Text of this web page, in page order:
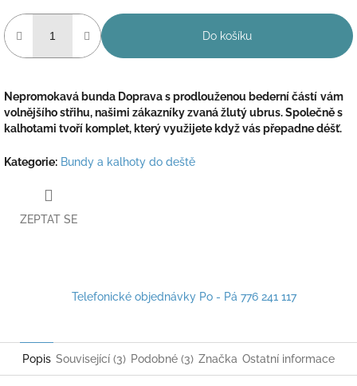
Do košíku
Nepromokavá bunda Doprava s prodlouženou bederní částí vám
volnějšího střihu, našimi zákazníky zvaná žlutý ubrus. Společně s
kalhotami tvoří komplet, který využijete když vás přepadne déšť.
Kategorie: Bundy a kalhoty do deště
ZEPTAT SE
Telefonické objednávky Po - Pá 776 241 117
Popis Související (3) Podobné (3) Značka Ostatní informace